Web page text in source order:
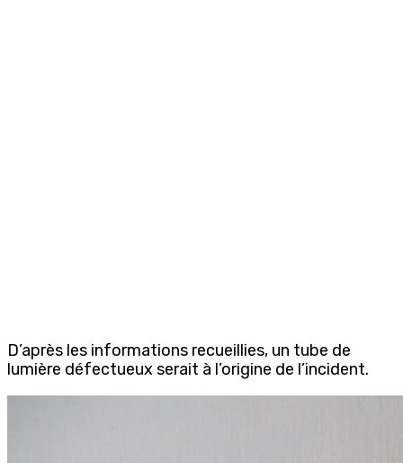
D’après les informations recueillies, un tube de
lumière défectueux serait à l’origine de l’incident.